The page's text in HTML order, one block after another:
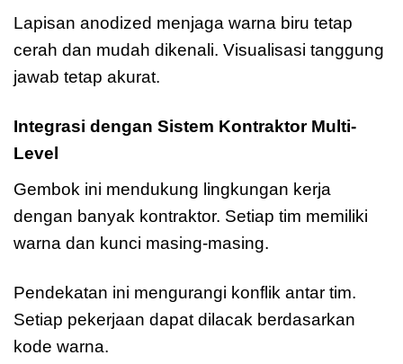
Lapisan anodized menjaga warna biru tetap
cerah dan mudah dikenali. Visualisasi tanggung
jawab tetap akurat.
Integrasi dengan Sistem Kontraktor Multi-
Level
Gembok ini mendukung lingkungan kerja
dengan banyak kontraktor. Setiap tim memiliki
warna dan kunci masing-masing.
Pendekatan ini mengurangi konflik antar tim.
Setiap pekerjaan dapat dilacak berdasarkan
kode warna.